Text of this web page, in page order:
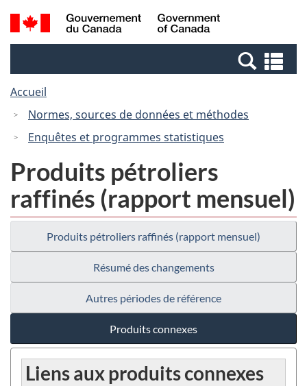
Passer
au
Passer
au
Passer
à
Canada
Recherche
et
et
Accueil
Normes, sources de données et méthodes
Enquêtes et programmes statistiques
Produits pétroliers
raffinés (rapport mensuel)
Produits pétroliers raffinés (rapport mensuel)
Résumé des changements
Autres périodes de référence
Produits connexes
Liens aux produits connexes